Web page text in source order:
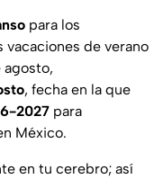
para los
vacaciones de verano
agosto,
, fecha en la que
2027 para
México.
en tu cerebro; así